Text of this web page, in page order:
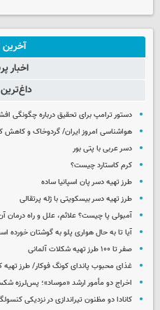
آخرین
اخبار
دستور ترامپ برای تحقیق درباره چگونگی
هواشناسی امروز ایران/ گردوخاک و کاهش
دسر عربی با پتی بور
کرم کاستارد چیست؟
طرز تهیه دسر پان اسپانیا ساده
طرز تهیه دسر بیسکویتی با ژله پرتقالی
آمبولی پا چیست؟ علائم، علل و راه درمان
آیا تا به حال هواری پلو به گوشتان خورده
صفر تا ۱۰۰ طرز تهیه شکلات آلمانی
غذای محبوب پاندای کونگ فوکار/ طرز تهیه
اخراج دو مأمور ارشد «موساد»؛ پس‌لرزه
کانادا دو مظنون تیراندازی در نزدیکی